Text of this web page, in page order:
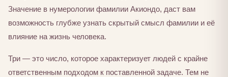
Значение в нумерологии фамилии Акиондо, даст вам
возможность глубже узнать скрытый смысл фамилии и её
влияние на жизнь человека.
Три — это число, которое характеризует людей с крайне
ответственным подходом к поставленной задаче. Тем не